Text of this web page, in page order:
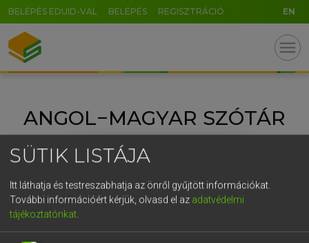
BELÉPÉS EDUID-VAL BELÉPÉS REGISZTRÁCIÓ EN
menu
ANGOL−MAGYAR SZÓTÁR
SÜTIK LISTÁJA
Itt láthatja és testreszabhatja az önről gyűjtött információkat.
További információért kérjük, olvasd el az adatvédelmi
tájékoztatónkat.
GR
5
h j k l é á ű Ω
v b n m ,